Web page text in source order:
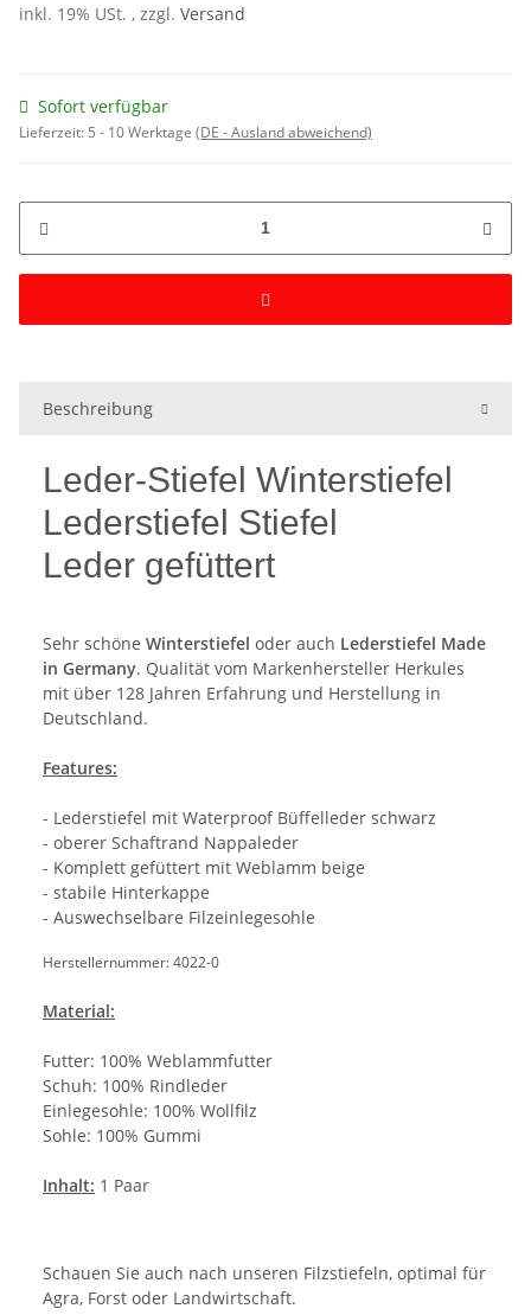
inkl. 19% USt. , zzgl. Versand
Sofort verfügbar
Lieferzeit: 5 - 10 Werktage (DE - Ausland abweichend)
Beschreibung
Leder-Stiefel Winterstiefel
Lederstiefel Stiefel
Leder gefüttert
Sehr schöne Winterstiefel oder auch Lederstiefel Made
in Germany. Qualität vom Markenhersteller Herkules
mit über 128 Jahren Erfahrung und Herstellung in
Deutschland.
Features:
- Lederstiefel mit Waterproof Büffelleder schwarz
- oberer Schaftrand Nappaleder
- Komplett gefüttert mit Weblamm beige
- stabile Hinterkappe
- Auswechselbare Filzeinlegesohle
Herstellernummer: 4022-0
Material:
Futter: 100% Weblammfutter
Schuh: 100% Rindleder
Einlegesohle: 100% Wollfilz
Sohle: 100% Gummi
Inhalt: 1 Paar
Schauen Sie auch nach unseren Filzstiefeln, optimal für
Agra, Forst oder Landwirtschaft.